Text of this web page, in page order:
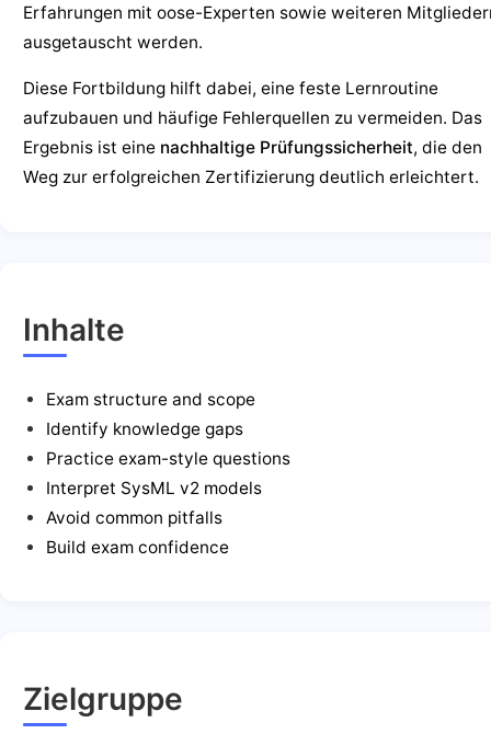
Erfahrungen mit oose-Experten sowie weiteren
ausgetauscht werden.
Diese Fortbildung hilft dabei, eine feste Lernroutine
aufzubauen und häufige Fehlerquellen zu vermeiden. Das
Ergebnis ist eine nachhaltige Prüfungssicherheit, die den
Weg zur erfolgreichen Zertifizierung deutlich erleichtert.
Inhalte
Exam structure and scope
Identify knowledge gaps
Practice exam-style questions
Interpret SysML v2 models
Avoid common pitfalls
Build exam confidence
Zielgruppe